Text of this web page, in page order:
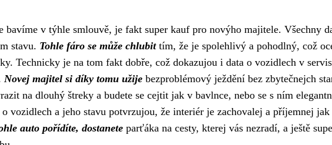
bavíme v týhle smlouvě, je fakt super kauf pro novýho majitele. Všechny
stavu. Tohle fáro se může chlubittím, že je spolehlivý a pohodlný, což
Technicky je na tom fakt dobře, což dokazujou i data o vozidlech v
Novej majitel si díky tomu užije bezproblémový ježdění bez zbytečnejch
na dlouhý štreky a budete se cejtit jak v bavlnce, nebo se s ním
vozidlech a jeho stavu potvrzujou, že interiér je zachovalej a příjemnej jak
auto pořídíte, dostanete parťáka na cesty, kterej vás nezradí, a ještě